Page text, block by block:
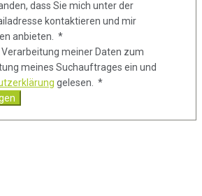
dass Sie mich unter der
kontaktieren und mir
anbieten. *
Verarbeitung meiner Daten zum
meines Suchauftrages ein und
gelesen. *